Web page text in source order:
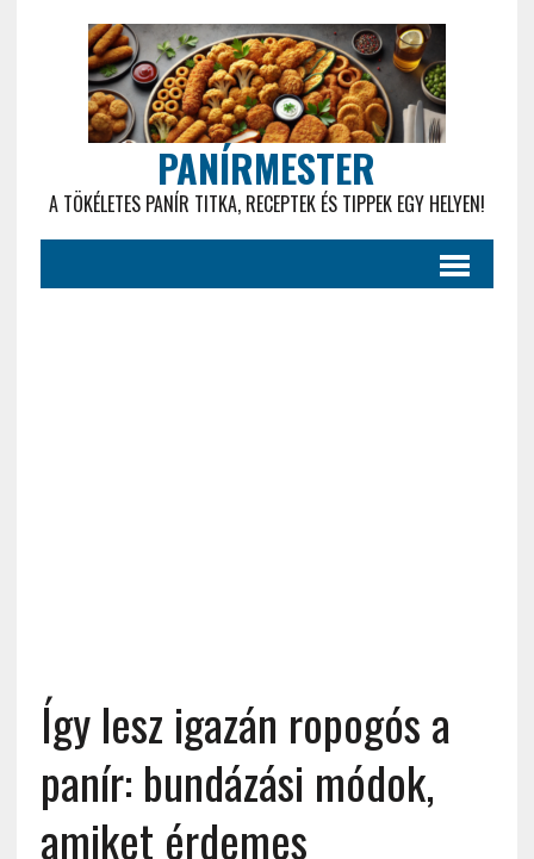
PANÍRMESTER
A TÖKÉLETES PANÍR TITKA, RECEPTEK ÉS TIPPEK EGY HELYEN!
Így lesz igazán ropogós a
panír: bundázási módok,
amiket érdemes